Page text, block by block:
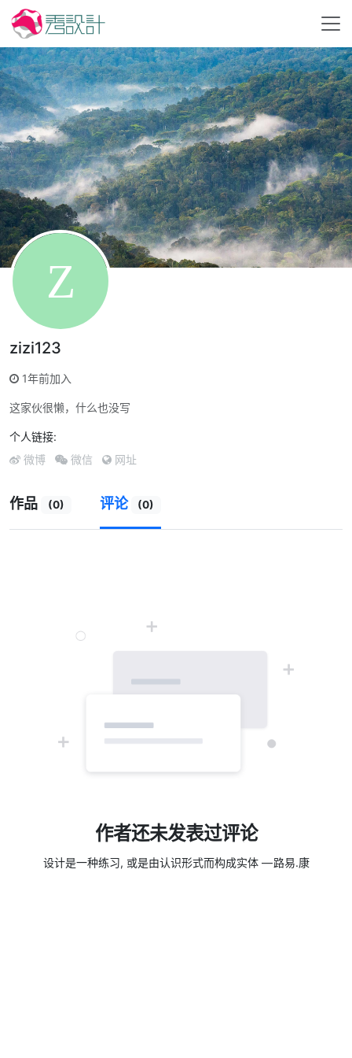
zizi123
1年前加入
这家伙很懒，什么也没写
个人链接:
微博 微信 网址
作品 (0) 评论 (0)
作者还未发表过评论
设计是一种练习, 或是由认识形式而构成实体 — 路易.康